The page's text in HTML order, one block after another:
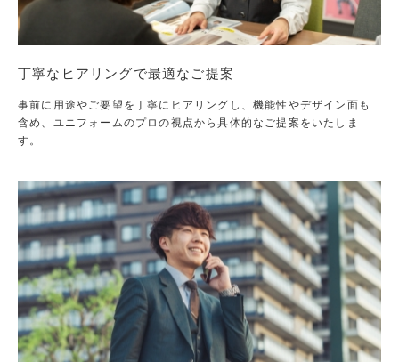
丁寧なヒアリングで最適なご提案
事前に用途やご要望を丁寧にヒアリングし、機能性やデザイン面も
含め、ユニフォームのプロの視点から具体的なご提案をいたしま
す。